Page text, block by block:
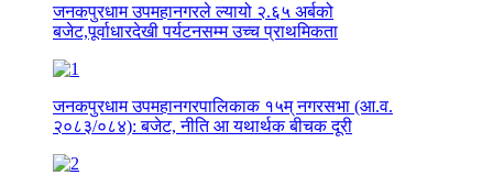
जनकपुरधाम उपमहानगरले ल्यायो २.६५ अर्बको
बजेट,पूर्वाधारदेखी पर्यटनसम्म उच्च प्राथमिकता
जनकपुरधाम उपमहानगरपालिकाक १५म् नगरसभा (आ.व.
२०८३/०८४): बजेट, नीति आ यथार्थक बीचक दूरी